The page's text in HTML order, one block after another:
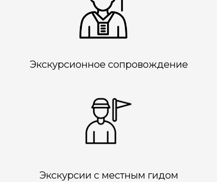
Экскурсионное сопровождение
Экскурсии с местным гидом